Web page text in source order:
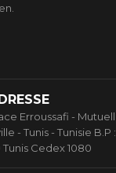
Erroussafi - Mutuell
- Tunis - Tunisie B.P :
Tunis Cedex 1080